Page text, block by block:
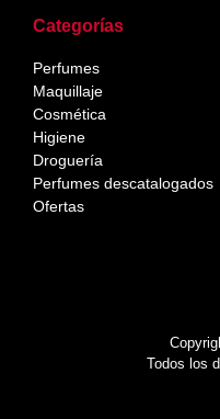
Todos los
Categorías
Perfumes
Maquillaje
Cosmética
Higiene
Droguería
Perfumes descatalogados
Ofertas